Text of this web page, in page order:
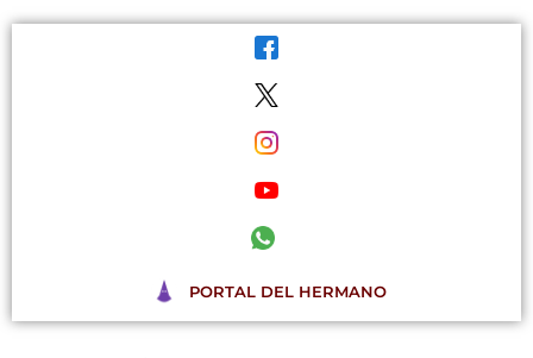
PORTAL DEL HERMANO